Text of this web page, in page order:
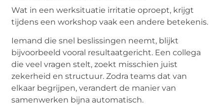
Wat in een werksituatie irritatie oproept, krijgt
tijdens een workshop vaak een andere betekenis.
Iemand die snel beslissingen neemt, blijkt
bijvoorbeeld vooral resultaatgericht. Een collega
die veel vragen stelt, zoekt misschien juist
zekerheid en structuur. Zodra teams dat van
elkaar begrijpen, verandert de manier van
samenwerken bijna automatisch.